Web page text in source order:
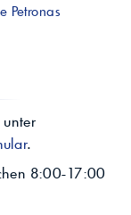
Petronas
.
8:00-17:00